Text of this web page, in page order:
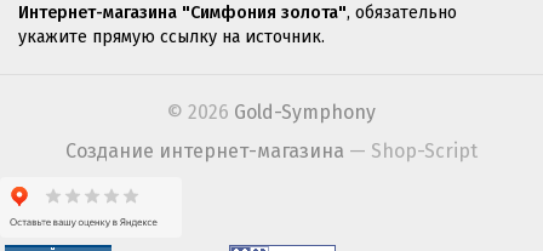
Интернет-магазина "Симфония золота", обязательно
укажите прямую ссылку на источник.
© 2026 Gold-Symphony
Создание интернет-магазина — Shop-Script